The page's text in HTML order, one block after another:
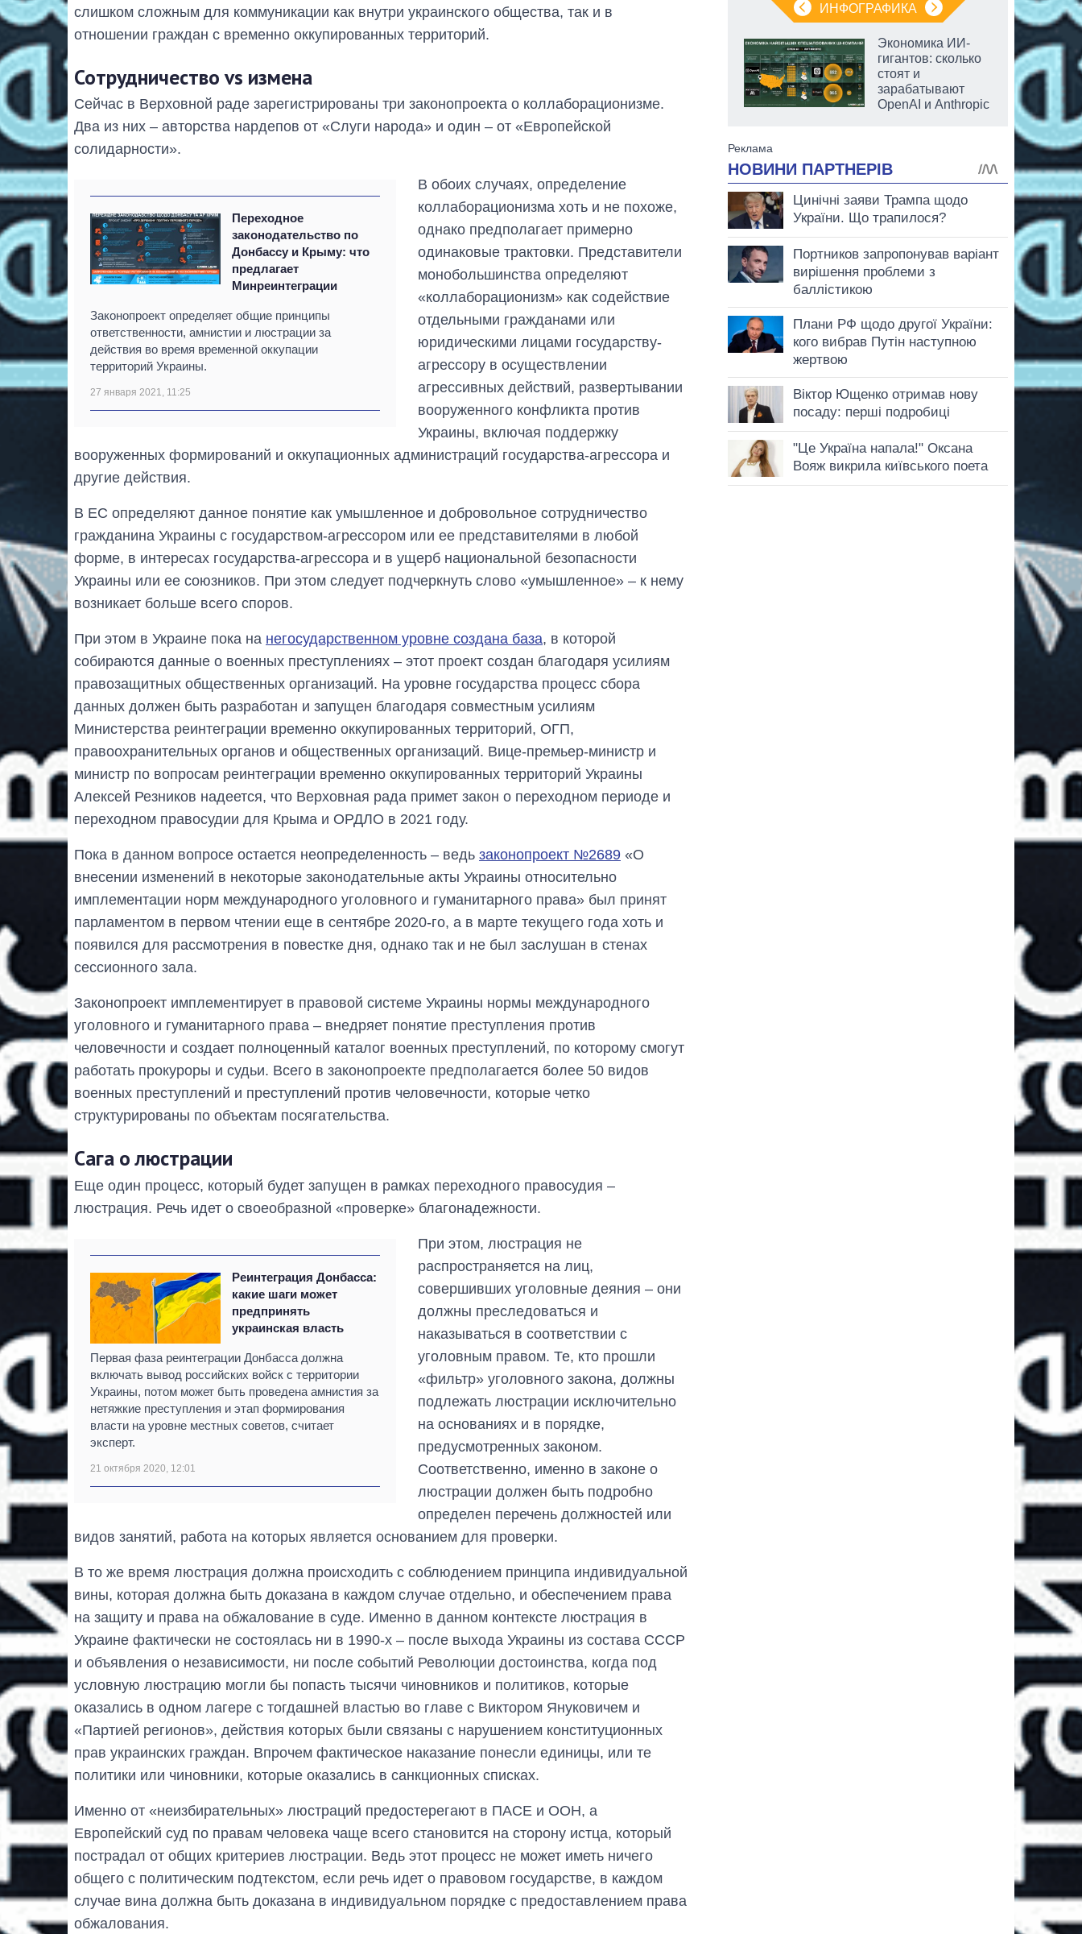
слишком сложным для коммуникации как внутри украинского общества, так и в
отношении граждан с временно оккупированных территорий.
Сотрудничество vs измена
Сейчас в Верховной раде зарегистрированы три законопроекта о коллаборационизме.
Два из них ‒ авторства нардепов от «Слуги народа» и один ‒ от «Европейской
солидарности».
Переходное
законодательство по
Донбассу и Крыму: что
предлагает
Минреинтеграции
Законопроект определяет общие принципы
ответственности, амнистии и люстрации за
действия во время временной оккупации
территорий Украины.
27 января 2021, 11:25
В обоих случаях, определение
коллаборационизма хоть и не похоже,
однако предполагает примерно
одинаковые трактовки. Представители
монобольшинства определяют
«коллаборационизм» как содействие
отдельными гражданами или
юридическими лицами государству-
агрессору в осуществлении
агрессивных действий, развертывании
вооруженного конфликта против
Украины, включая поддержку
вооруженных формирований и оккупационных администраций государства-агрессора и
другие действия.
В ЕС определяют данное понятие как умышленное и добровольное сотрудничество
гражданина Украины с государством-агрессором или ее представителями в любой
форме, в интересах государства-агрессора и в ущерб национальной безопасности
Украины или ее союзников. При этом следует подчеркнуть слово «умышленное» ‒ к нему
возникает больше всего споров.
При этом в Украине пока на негосударственном уровне создана база, в которой
собираются данные о военных преступлениях ‒ этот проект создан благодаря усилиям
правозащитных общественных организаций. На уровне государства процесс сбора
данных должен быть разработан и запущен благодаря совместным усилиям
Министерства реинтеграции временно оккупированных территорий, ОГП,
правоохранительных органов и общественных организаций. Вице-премьер-министр и
министр по вопросам реинтеграции временно оккупированных территорий Украины
Алексей Резников надеется, что Верховная рада примет закон о переходном периоде и
переходном правосудии для Крыма и ОРДЛО в 2021 году.
Пока в данном вопросе остается неопределенность ‒ ведь законопроект №2689 «О
внесении изменений в некоторые законодательные акты Украины относительно
имплементации норм международного уголовного и гуманитарного права» был принят
парламентом в первом чтении еще в сентябре 2020-го, а в марте текущего года хоть и
появился для рассмотрения в повестке дня, однако так и не был заслушан в стенах
сессионного зала.
Законопроект имплементирует в правовой системе Украины нормы международного
уголовного и гуманитарного права ‒ внедряет понятие преступления против
человечности и создает полноценный каталог военных преступлений, по которому смогут
работать прокуроры и судьи. Всего в законопроекте предполагается более 50 видов
военных преступлений и преступлений против человечности, которые четко
структурированы по объектам посягательства.
Сага о люстрации
Еще один процесс, который будет запущен в рамках переходного правосудия ‒
люстрация. Речь идет о своеобразной «проверке» благонадежности.
Реинтеграция Донбасса:
какие шаги может
предпринять
украинская власть
Первая фаза реинтеграции Донбасса должна
включать вывод российских войск с территории
Украины, потом может быть проведена амнистия за
нетяжкие преступления и этап формирования
власти на уровне местных советов, считает
эксперт.
21 октября 2020, 12:01
При этом, люстрация не
распространяется на лиц,
совершивших уголовные деяния ‒ они
должны преследоваться и
наказываться в соответствии с
уголовным правом. Те, кто прошли
«фильтр» уголовного закона, должны
подлежать люстрации исключительно
на основаниях и в порядке,
предусмотренных законом.
Соответственно, именно в законе о
люстрации должен быть подробно
определен перечень должностей или
видов занятий, работа на которых является основанием для проверки.
В то же время люстрация должна происходить с соблюдением принципа индивидуальной
вины, которая должна быть доказана в каждом случае отдельно, и обеспечением права
на защиту и права на обжалование в суде. Именно в данном контексте люстрация в
Украине фактически не состоялась ни в 1990-х ‒ после выхода Украины из состава СССР
и объявления о независимости, ни после событий Революции достоинства, когда под
условную люстрацию могли бы попасть тысячи чиновников и политиков, которые
оказались в одном лагере с тогдашней властью во главе с Виктором Януковичем и
«Партией регионов», действия которых были связаны с нарушением конституционных
прав украинских граждан. Впрочем фактическое наказание понесли единицы, или те
политики или чиновники, которые оказались в санкционных списках.
Именно от «неизбирательных» люстраций предостерегают в ПАСЕ и ООН, а
Европейский суд по правам человека чаще всего становится на сторону истца, который
пострадал от общих критериев люстрации. Ведь этот процесс не может иметь ничего
общего с политическим подтекстом, если речь идет о правовом государстве, в каждом
случае вина должна быть доказана в индивидуальном порядке с предоставлением права
обжалования.
ИНФОГРАФИКА
войны с россией
Экономика ИИ-
гигантов: сколько
стоят и
зарабатывают
OpenAI и Anthropic